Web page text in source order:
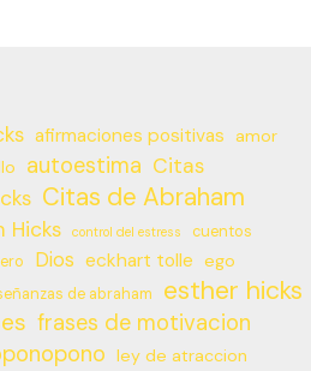
afirmaciones positivas
amor
autoestima Citas
Citas de Abraham
Hicks control del estress cuentos
Dios eckhart tolle ego
de abraham esther hicks
frases de motivacion
ley de atraccion